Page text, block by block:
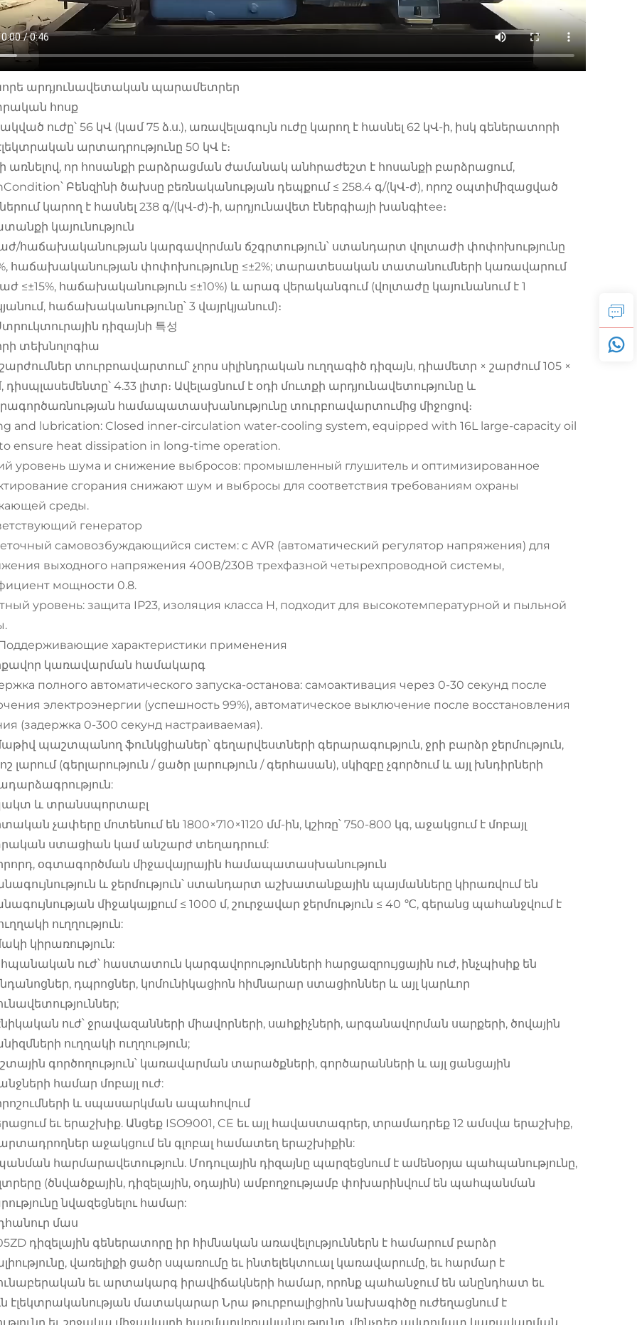
արդյունավետական պարամետրեր
հոսք
ուժը՝ 56 կՎ (կամ 75 ձ.ս.), առավելագույն ուժը կարող է հասնել 62 կՎ-ի, իսկ գեներատորի
արտադրությունը 50 կՎ է։
առնելով, որ հոսանքի բարձրացման ժամանակ անհրաժեշտ է հոսանքի բարձրացում,
Բենզինի ծախսը բեռնականության դեպքում ≤ 258.4 գ/(կՎ-ժ), որոշ օպտիմիզացված
կարող է հասնել 238 գ/(կՎ-ժ)-ի, արդյունավետ էներգիայի խանգիtee։
կայունություն
հաճախականության կարգավորման ճշգրտություն՝ ստանդարտ վոլտաժի փոփոխությունը
հաճախականության փոփոխությունը ≤±2%; տարատեսական տատանումների կառավարում
≤±15%, հաճախականություն ≤±10%) և արագ վերականգում (վոլտաժը կայունանում է 1
հաճախականությունը՝ 3 վայրկյանում)։
դիզայնի 특성
տեխնոլոգիա
տուրբոավարտում՝ չորս սիլինդրական ուղղագիծ դիզայն, դիամետր × շարժում 105 ×
դիսպլասեմենտը՝ 4.33 լիտր։ Ավելացնում է օդի մուտքի արդյունավետությունը և
համապատասխանությունը տուրբոավարտումից միջոցով։
and lubrication: Closed inner-circulation water-cooling system, equipped with 16L large-capacity oil
ensure heat dissipation in long-time operation.
уровень шума и снижение выбросов: промышленный глушитель и оптимизированное
сгорания снижают шум и выбросы для соответствия требованиям охраны
среды.
генератор
самовозбуждающийся систем: с AVR (автоматический регулятор напряжения) для
выходного напряжения 400В/230В трехфазной четырехпроводной системы,
мощности 0.8.
уровень: защита IP23, изоляция класса H, подходит для высокотемпературной и пыльной
характеристики применения
կառավարման համակարգ
полного автоматического запуска-останова: самоактивация через 0-30 секунд после
электроэнергии (успешность 99%), автоматическое выключение после восстановления
(задержка 0-300 секунд настраиваемая).
պաշտպանող ֆունկցիաներ՝ գեղարվեստների գերարագություն, ջրի բարձր ջերմություն,
լարում (գերլարություն / ցածր լարություն / գերհասան), սկիզբը չգործում և այլ խնդիրների
և տրանսպորտաբլ
չափերը մոտենում են 1800×710×1120 մմ-ին, կշիռը՝ 750-800 կգ, աջակցում է մոբայլ
ստացիան կամ անշարժ տեղադրում:
օգտագործման միջավայրային համապատասխանություն
և ջերմություն՝ ստանդարտ աշխատանքային պայմանները կիրառվում են
միջակայքում ≤ 1000 մ, շուրջավար ջերմություն ≤ 40 ℃, գերանց պահանջվում է
ուղղություն:
կիրառություն:
ուժ՝ հաստատուն կարգավորությունների հարցազրույցային ուժ, ինչպիսիք են
դպրոցներ, կոմունիկացիոն հիմնարար ստացիոններ և այլ կարևոր
ուժ՝ ջրավազանների միավորների, սահքիչների, արգանավորման սարքերի, ծովային
ուղղակի ուղղություն;
գործողություն՝ կառավարման տարածքների, գործարանների և այլ ցանցային
համար մոբայլ ուժ:
և սպասարկման ապահովում
եւ երաշխիք. Անցեք ISO9001, CE եւ այլ հավաստագրեր, տրամադրեք 12 ամսվա երաշխիք,
աջակցում են գլոբալ համատեղ երաշխիքին:
հարմարավետություն. Մոդուլային դիզայնը պարզեցնում է ամենօրյա պահպանությունը,
(ծնվածքային, դիզելային, օդային) ամբողջությամբ փոխարինվում են պահպանման
նվազեցնելու համար:
մաս
դիզելային գեներատորը իր հիմնական առավելություններն է համարում բարձր
վառելիքի ցածր սպառումը եւ ինտելեկտուալ կառավարումը, եւ հարմար է
եւ արտակարգ իրավիճակների համար, որոնք պահանջում են անընդհատ եւ
էլեկտրականության մատակարար Նրա թուրբոալիցիոն նախագիծը ուժեղացնում է